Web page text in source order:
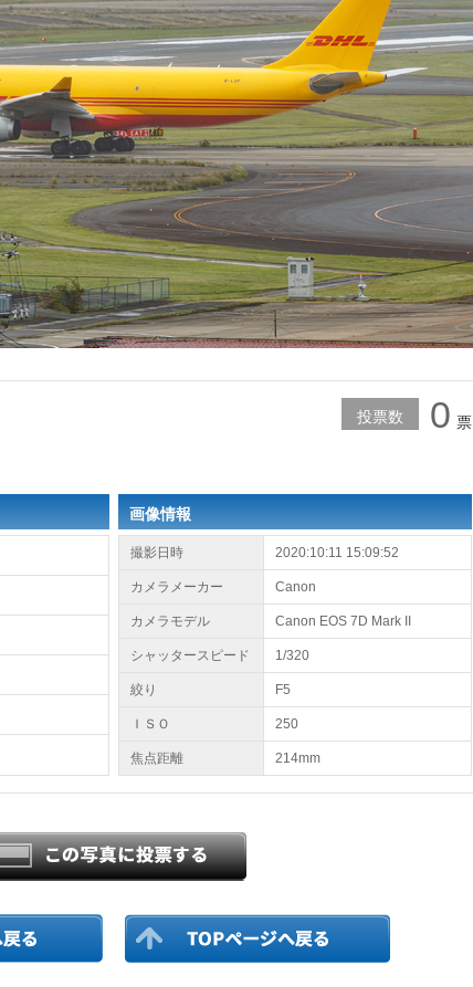
投票数 0 票
画像情報
撮影日時 2020:10:11 15:09:52
カメラメーカー Canon
カメラモデル Canon EOS 7D Mark II
シャッタースピード 1/320
絞り F5
ＩＳＯ 250
焦点距離 214mm